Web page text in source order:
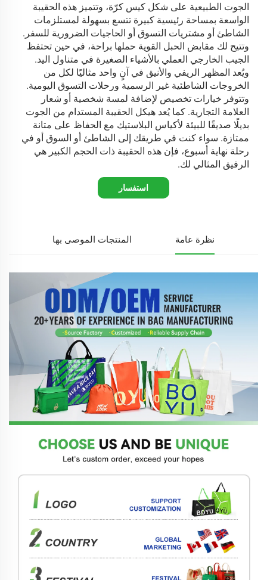
الجوت الطبيعية على شكل كيس كرّة، وتتميز هذه الحقيبة
الواسعة بمساحة رئيسية كبيرة تتسع بسهولة لمستلزمات
الشاطئ أو مشتريات التسوق أو الحاجيات الضرورية للسفر.
وتتيح لك مقابض الحبل القوية حملها براحة، في حين تحتفظ
الجيب الخارجي العملي بالأشياء الصغيرة في متناول اليد.
ويُعد المظهر الريفي والأنيق في آنٍ واحد مثاليًا لكل من
الخروجات الشاطئية غير الرسمية ورحلات التسوق اليومية.
وتتوفر خيارات تخصيص لإضافة لمسة شخصية أو شعار
العلامة التجارية. كما يُعد هيكل الحقيبة المستدام من الجوت
بديلًا صديقًا للبيئة لأكياس البلاستيك مع الحفاظ على متانة
ممتازة. سواء كنت في طريقك إلى الشاطئ أو السوق أو في
رحلة نهاية أسبوع، فإن هذه الحقيبة ذات الحجم الكبير هي
الرفيق المثالي لك.
استفسار
نظرة عامة المنتجات الموصى بها